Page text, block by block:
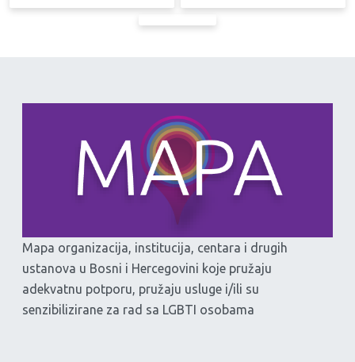
Mapa organizacija, institucija, centara i drugih
ustanova u Bosni i Hercegovini koje pružaju
adekvatnu potporu, pružaju usluge i/ili su
senzibilizirane za rad sa LGBTI osobama